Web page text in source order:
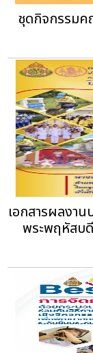
ชุดกิจกรรมค
เอกสารผลงา
พระพฤหัสบ